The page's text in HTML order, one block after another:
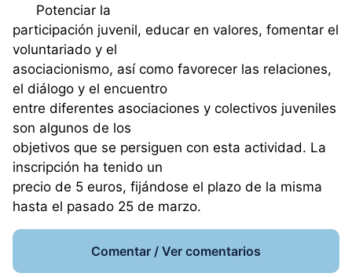
Potenciar la
participación juvenil, educar en valores, fomentar el
voluntariado y el
asociacionismo, así como favorecer las relaciones,
el diálogo y el encuentro
entre diferentes asociaciones y colectivos juveniles
son algunos de los
objetivos que se persiguen con esta actividad. La
inscripción ha tenido un
precio de 5 euros, fijándose el plazo de la misma
hasta el pasado 25 de marzo.
Comentar / Ver comentarios